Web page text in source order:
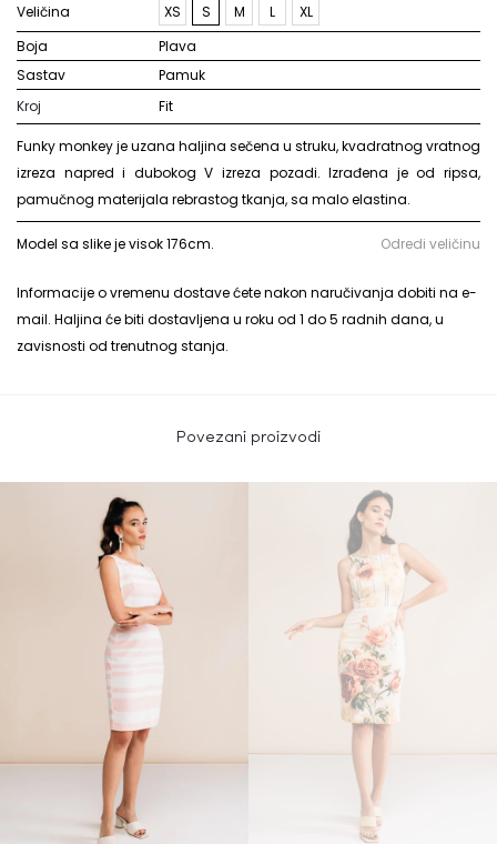
Veličina XS S M L
XL
Boja
plava
Sastav
pamuk
Kroj
Fit
Funky monkey je uzana haljina sečena u struku, kvadratnog vratnog
izreza napred i dubokog V izreza pozadi. Izrađena je od ripsa,
pamučnog materijala rebrastog tkanja, sa malo elastina.
Model sa slike je visok 176cm. Odredi veličinu
Informacije o vremenu dostave ćete nakon naručivanja dobiti na e-
mail. Haljina će biti dostavljena u roku od 1 do 5 radnih dana, u
zavisnosti od trenutnog stanja.
Povezani proizvodi